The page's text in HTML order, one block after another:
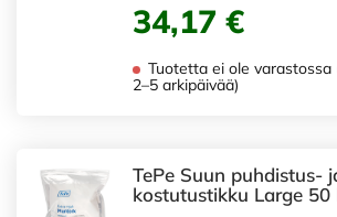
34,17 €
Tuotetta ei ole varastossa
2–5 arkipäivää)
TePe Suun puhdistus-
kostutustikku Large 50